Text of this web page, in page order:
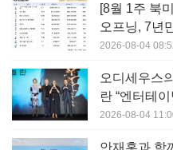
[8월 1주 북
오프닝, 7년
2026-08-04
오디세우스
란 “엔터테
2026-08-04
안재홍과 함